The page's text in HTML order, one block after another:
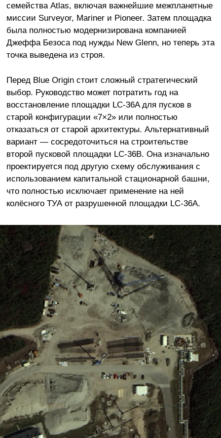
семейства Atlas, включая важнейшие межпланетные
миссии Surveyor, Mariner и Pioneer. Затем площадка
была полностью модернизирована компанией
Джеффа Безоса под нужды New Glenn, но теперь эта
точка выведена из строя.
Перед Blue Origin стоит сложный стратегический
выбор. Руководство может потратить год на
восстановление площадки LC-36A для пусков в
старой конфигурации «7×2» или полностью
отказаться от старой архитектуры. Альтернативный
вариант — сосредоточиться на строительстве
второй пусковой площадки LC-36B. Она изначально
проектируется под другую схему обслуживания с
использованием капитальной стационарной башни,
что полностью исключает применение на ней
колёсного ТУА от разрушенной площадки LC-36А.